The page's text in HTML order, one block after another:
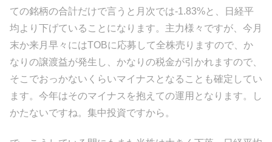
ての銘柄の合計だけで言うと月次では-1.83%と、日経平
均より下げていることになります。主力様々ですが、今月
末か来月早々にはTOBに応募して全株売りますので、か
なりの譲渡益が発生し、かなりの税金が引かれますので、
そこでおっかないくらいマイナスとなることも確定してい
ます。今年はそのマイナスを抱えての運用となります。し
かたないですね。集中投資ですから。